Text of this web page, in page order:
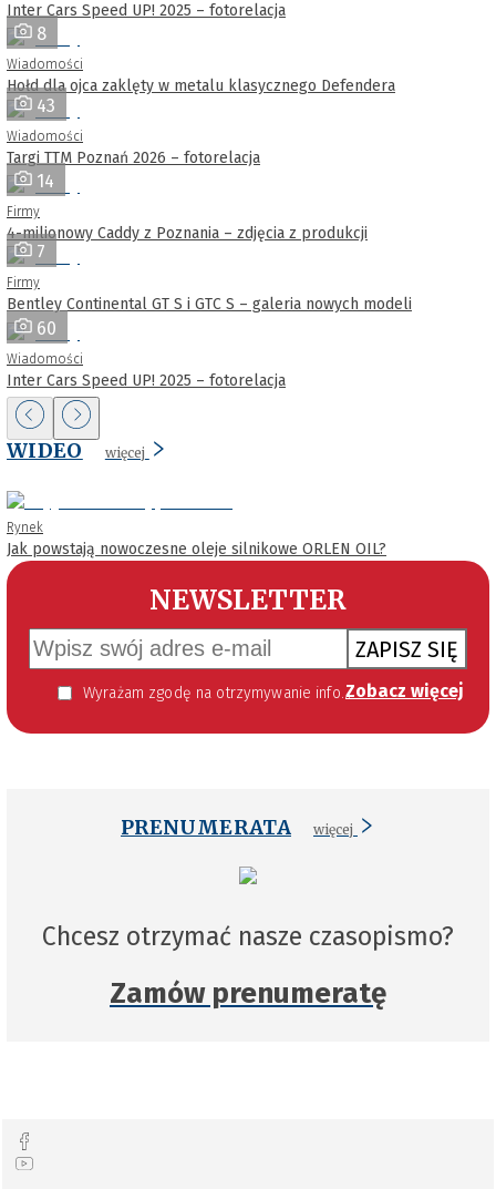
Inter Cars Speed UP! 2025 – fotorelacja
8
Wiadomości
Hołd dla ojca zaklęty w metalu klasycznego Defendera
43
Wiadomości
Targi TTM Poznań 2026 – fotorelacja
14
Firmy
4-milionowy Caddy z Poznania – zdjęcia z produkcji
7
Firmy
Bentley Continental GT S i GTC S – galeria nowych modeli
60
Wiadomości
Inter Cars Speed UP! 2025 – fotorelacja
WIDEO więcej
Rynek
Jak powstają nowoczesne oleje silnikowe ORLEN OIL?
NEWSLETTER
ZAPISZ SIĘ
Wyrażam zgodę na otrzymywanie informacji handlowej kierowanej do mnie za pomocą środków komunikacji elektronicznej w szczególności poczty elektronicznej zgodnie z przepisem art. 10 ust 2 ustawy z dnia 18 lipca 2002 roku o świadczeniu usług drogą elektroniczną (Dz. U. 144 z 2002 r. poz. 1204). Zgoda jest dobrowolna, jednak jej wyrażenie jest konieczne, aby otrzymywać newsletter. Zobacz więcej
PRENUMERATA więcej
Chcesz otrzymać nasze czasopismo?
Zamów prenumeratę